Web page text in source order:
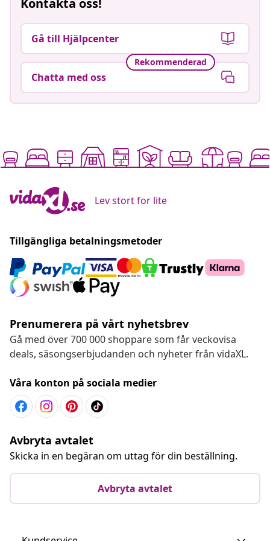
Gå till Hjälpcenter
Rekommenderad
Chatta med oss
Lev stort for lite
Tillgängliga betalningsmetoder
Prenumerera på vårt nyhetsbrev
Gå med över 700 000 shoppare som får veckovisa
deals, säsongserbjudanden och nyheter från vidaXL.
Våra konton på sociala medier
Avbryta avtalet
Skicka in en begäran om uttag för din beställning.
Avbryta avtalet